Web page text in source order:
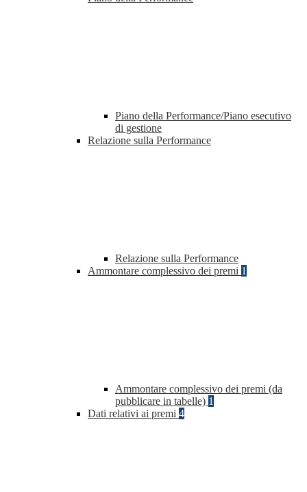
Piano della Performance/Piano esecutivo
di gestione
Relazione sulla Performance
Relazione sulla Performance
Ammontare complessivo dei premi 1
Ammontare complessivo dei premi (da
pubblicare in tabelle) 1
Dati relativi ai premi 4